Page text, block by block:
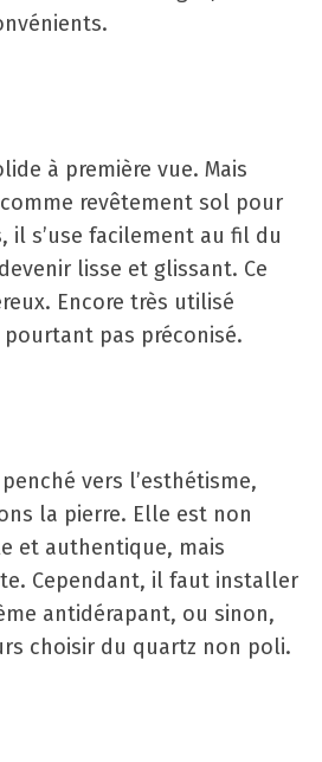
à première vue. Mais
revêtement sol pour
il s’use facilement au fil du
lisse et glissant. Ce
Encore très utilisé
pourtant pas préconisé.
vers l’esthétisme,
la pierre. Elle est non
et authentique, mais
Cependant, il faut installer
antidérapant, ou sinon,
choisir du quartz non poli.